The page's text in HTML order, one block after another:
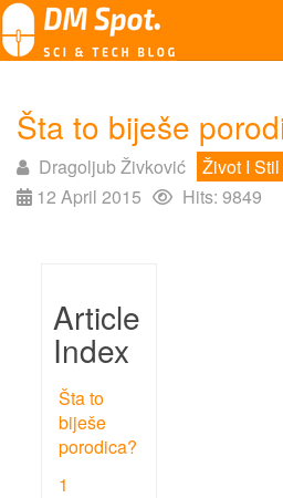
Šta to biješe
Dragoljub Živković
Život I Stil
12 April 2015
Hits: 9849
Article
Index
Šta to
biješe
porodica?
1